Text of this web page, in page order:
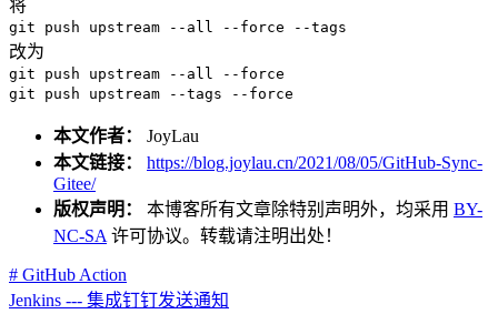
将
git push upstream --all --force --tags
改为
git push upstream --all --force
git push upstream --tags --force
本文作者： JoyLau
本文链接：
https://blog.joylau.cn/2021/08/05/GitHub-Sync-
Gitee/
版权声明： 本博客所有文章除特别声明外，均采用 BY-
NC-SA 许可协议。转载请注明出处！
# GitHub Action
Jenkins --- 集成钉钉发送通知